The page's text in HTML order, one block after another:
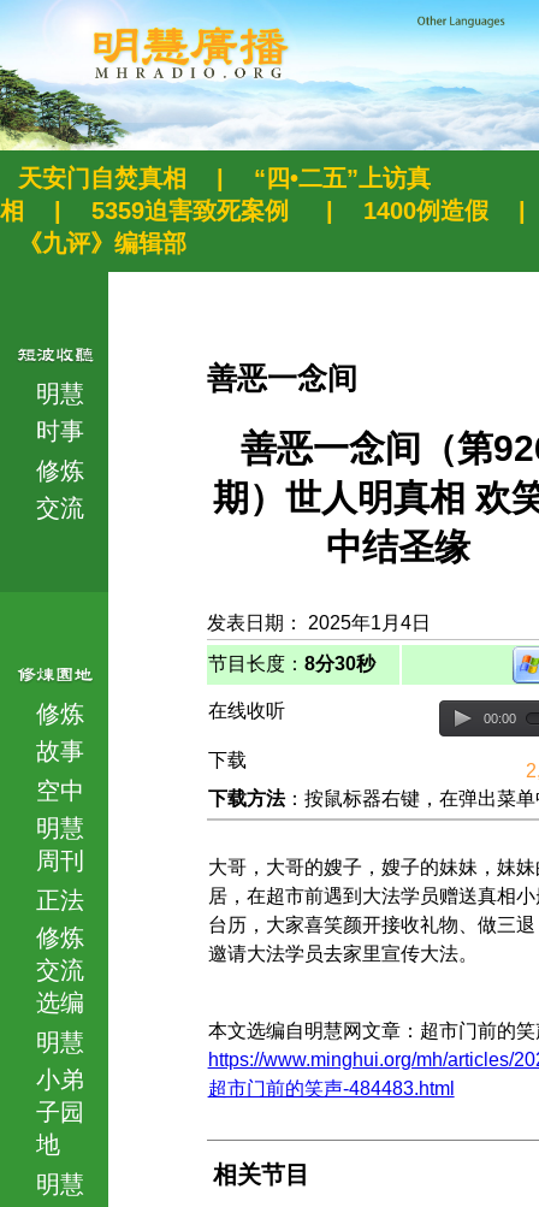
天安门自焚真相
“四•二五”上访真
相
5359迫害致死案例 1400例造假
《九评》编辑部
明慧
时事
修炼
交流
修炼
故事
空中
明慧
周刊
正法
修炼
交流
选编
明慧
小弟
子园
地
明慧
善恶一念间
善恶一念间（第
期）世人明真相 欢
中结圣缘
发表日期： 2025年1月4日
节目长度： 8分30秒
在线收听 00:00
下载
下载方法：按鼠标器右键，在弹出菜
大哥，大哥的嫂子，嫂子的妹妹，妹妹
居，在超市前遇到大法学员赠送真相
台历，大家喜笑颜开接收礼物、做三
邀请大法学员去家里宣传大法。
本文选编自明慧网文章：超市门前的笑
https://www.minghui.org/mh/articles/
超市门前的笑声-484483.html
相关节目